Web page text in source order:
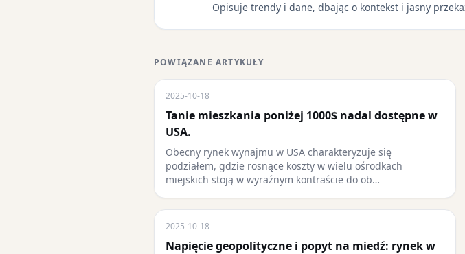
Opisuje trendy i dane, dbając o kontekst i jasny
POWIĄZANE ARTYKUŁY
2025-10-18
Tanie mieszkania poniżej 1000$ nadal dostępne w
USA.
Obecny rynek wynajmu w USA charakteryzuje się
podziałem, gdzie rosnące koszty w wielu ośrodkach
miejskich stoją w wyraźnym kontraście do ob…
2025-10-18
Napięcie geopolityczne i popyt na miedź: rynek w